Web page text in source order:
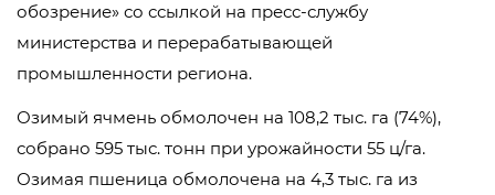
обозрение» со ссылкой на пресс-службу
министерства и перерабатывающей
промышленности региона.
Озимый ячмень обмолочен на 108,2 тыс. га (74%),
собрано 595 тыс. тонн при урожайности 55 ц/га.
Озимая пшеница обмолочена на 4,3 тыс. га из